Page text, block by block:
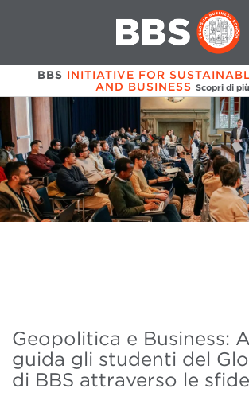
BBS INITIATIVE FOR
AND BUSINESS Scopri di
Geopolitica e Business:
guida gli studenti del
di BBS attraverso le